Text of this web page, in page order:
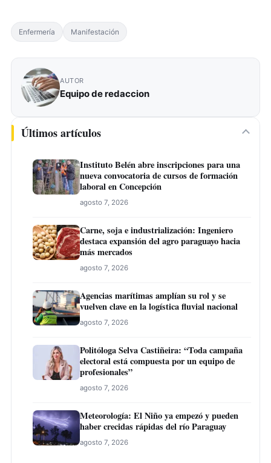
Enfermería Manifestación
AUTOR
Equipo de redaccion
Últimos artículos
Instituto Belén abre inscripciones para una
nueva convocatoria de cursos de formación
laboral en Concepción
agosto 7, 2026
Carne, soja e industrialización: Ingeniero
destaca expansión del agro paraguayo hacia
más mercados
agosto 7, 2026
Agencias marítimas amplían su rol y se
vuelven clave en la logística fluvial nacional
agosto 7, 2026
Politóloga Selva Castiñeira: “Toda campaña
electoral está compuesta por un equipo de
profesionales”
agosto 7, 2026
Meteorología: El Niño ya empezó y pueden
haber crecidas rápidas del río Paraguay
agosto 7, 2026